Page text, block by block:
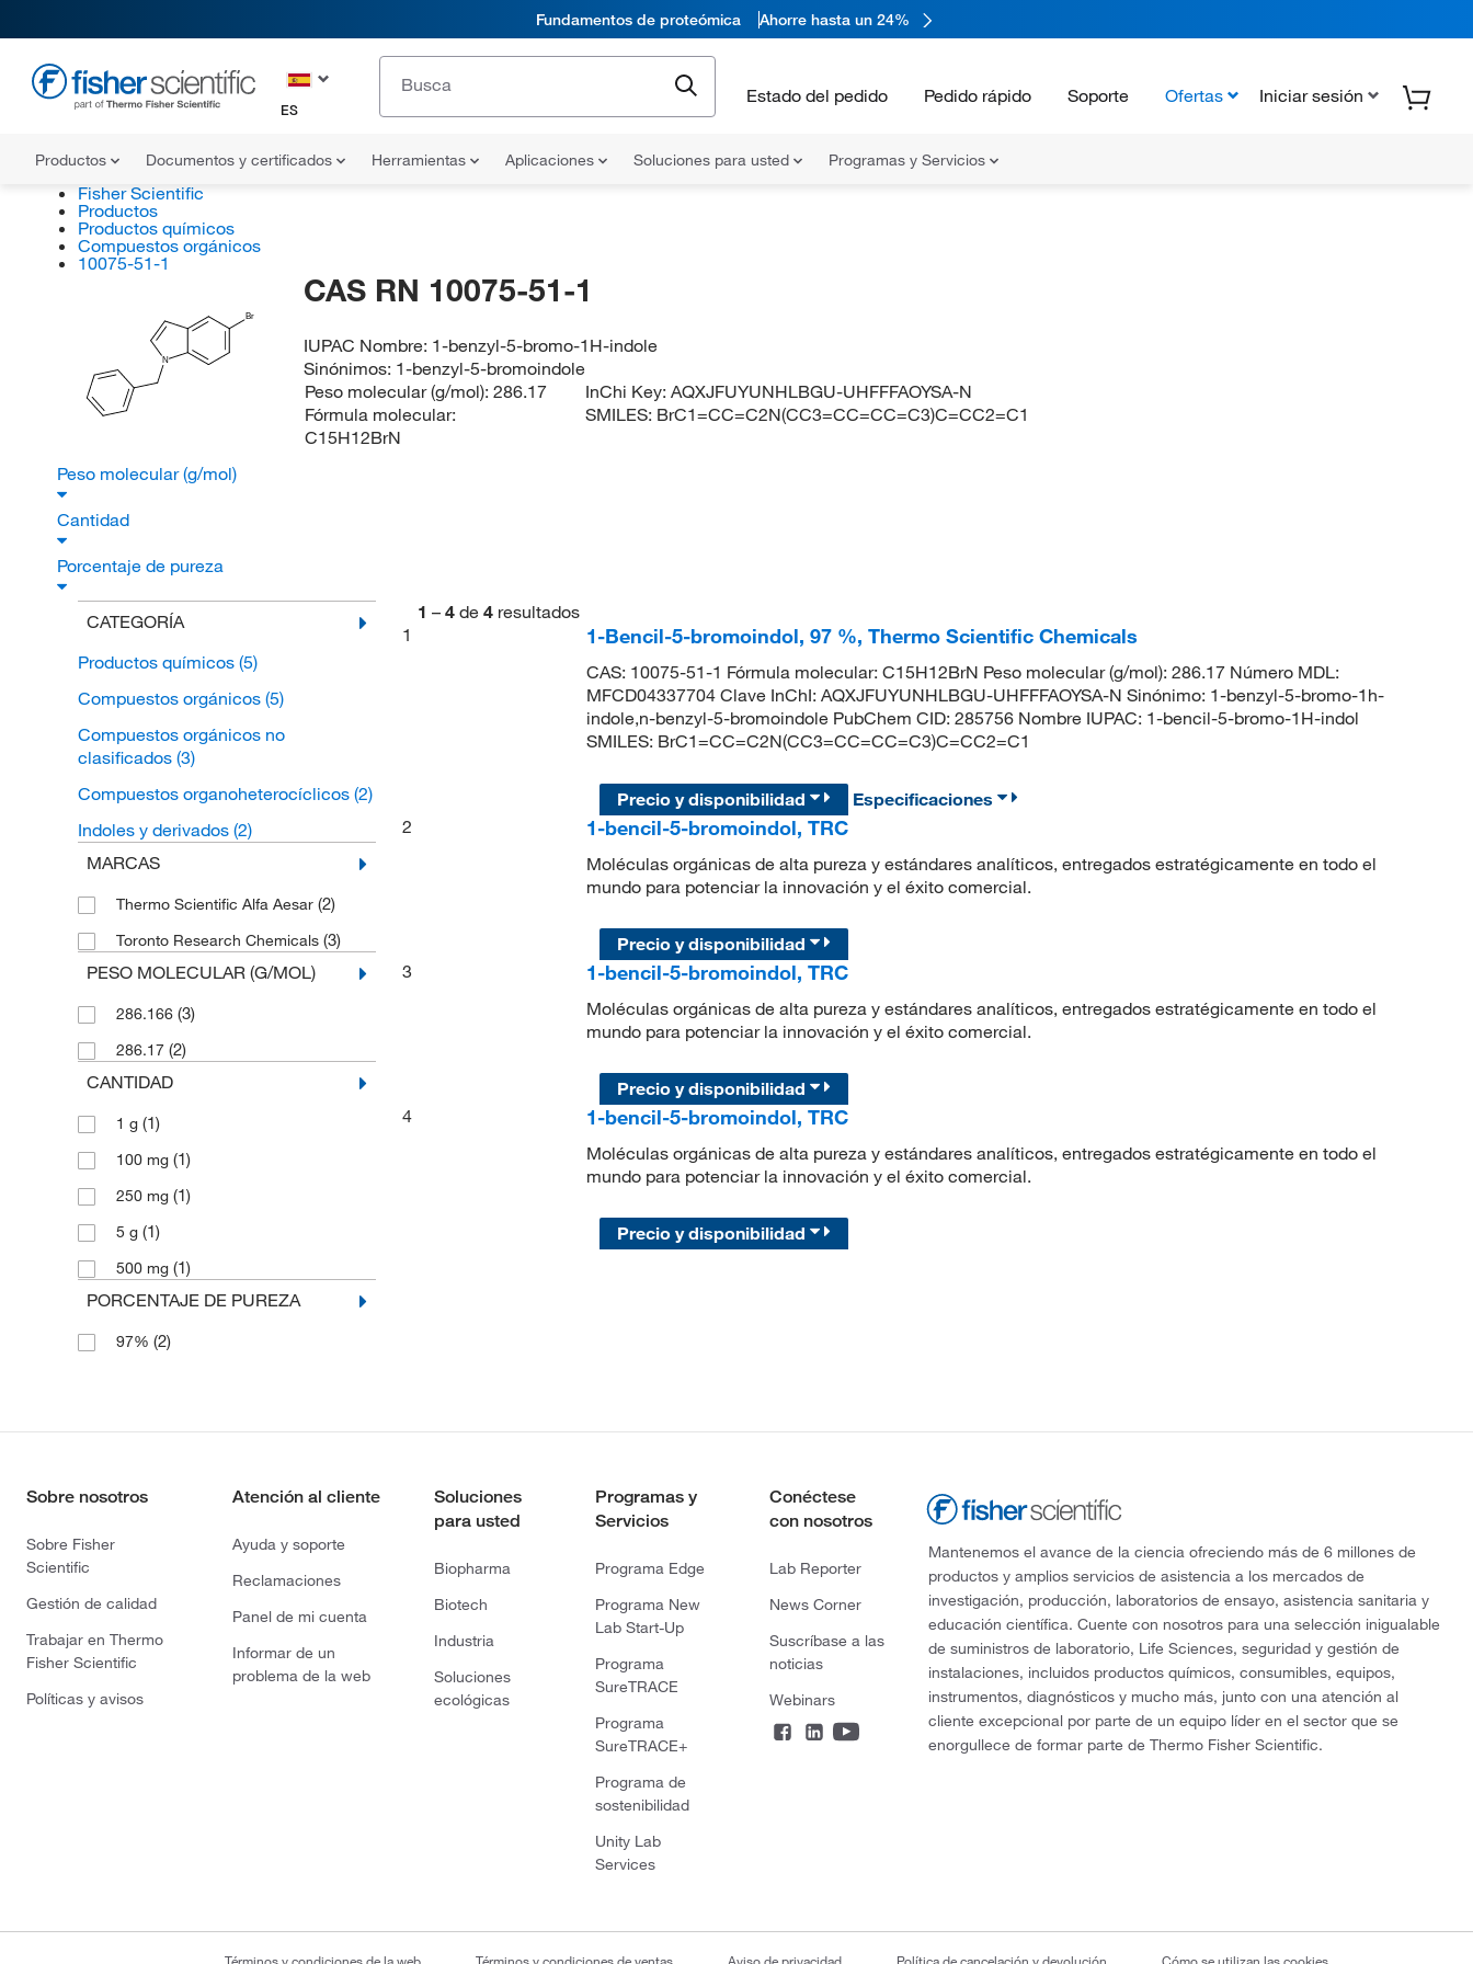
Fundamentos de proteómica Ahorre hasta un 24%
ES
Estado del pedido Pedido rápido Soporte Ofertas Iniciar sesión
Productos Documentos y certificados Herramientas Aplicaciones Soluciones para usted Programas y Servicios
Fisher Scientific
Productos
Productos químicos
Compuestos orgánicos
10075-51-1
Br
N
CAS RN 10075-51-1
IUPAC Nombre: 1-benzyl-5-bromo-1H-indole
Sinónimos: 1-benzyl-5-bromoindole
Peso molecular (g/mol): 286.17
Fórmula molecular:
C15H12BrN
InChi Key:AQXJFUYUNHLBGU-UHFFFAOYSA-N
SMILES: BrC1=CC=C2N(CC3=CC=CC=C3)C=CC2=C1
Peso molecular (g/mol)
Cantidad
Porcentaje de pureza
CATEGORÍA
Productos químicos (5)
Compuestos orgánicos (5)
Compuestos orgánicos no
clasificados (3)
Compuestos organoheterocíclicos (2)
Indoles y derivados (2)
MARCAS
Thermo Scientific Alfa Aesar (2)
Toronto Research Chemicals (3)
PESO MOLECULAR (G/MOL)
286.166 (3)
286.17 (2)
CANTIDAD
1 g (1)
100 mg (1)
250 mg (1)
5 g (1)
500 mg (1)
PORCENTAJE DE PUREZA
97% (2)
1 – 4 de 4 resultados
1
1-Bencil-5-bromoindol, 97 %, Thermo Scientific Chemicals
CAS: 10075-51-1 Fórmula molecular: C15H12BrN Peso molecular (g/mol): 286.17 Número MDL:
MFCD04337704 Clave InChI: AQXJFUYUNHLBGU-UHFFFAOYSA-N Sinónimo: 1-benzyl-5-bromo-1h-
indole,n-benzyl-5-bromoindole PubChem CID: 285756 Nombre IUPAC: 1-bencil-5-bromo-1H-indol
SMILES: BrC1=CC=C2N(CC3=CC=CC=C3)C=CC2=C1
Precio y disponibilidad
Especificaciones
2
1-bencil-5-bromoindol, TRC
Moléculas orgánicas de alta pureza y estándares analíticos, entregados estratégicamente en todo el
mundo para potenciar la innovación y el éxito comercial.
Precio y disponibilidad
3
1-bencil-5-bromoindol, TRC
Moléculas orgánicas de alta pureza y estándares analíticos, entregados estratégicamente en todo el
mundo para potenciar la innovación y el éxito comercial.
Precio y disponibilidad
4
1-bencil-5-bromoindol, TRC
Moléculas orgánicas de alta pureza y estándares analíticos, entregados estratégicamente en todo el
mundo para potenciar la innovación y el éxito comercial.
Precio y disponibilidad
Sobre nosotros
Sobre Fisher
Scientific
Gestión de calidad
Trabajar en Thermo
Fisher Scientific
Políticas y avisos
Atención al cliente
Ayuda y soporte
Reclamaciones
Panel de mi cuenta
Informar de un
problema de la web
Soluciones
para usted
Biopharma
Biotech
Industria
Soluciones
ecológicas
Programas y
Servicios
Programa Edge
Programa New
Lab Start-Up
Programa
SureTRACE
Programa
SureTRACE+
Programa de
sostenibilidad
Unity Lab
Services
Conéctese
con nosotros
Lab Reporter
News Corner
Suscríbase a las
noticias
Webinars
Mantenemos el avance de la ciencia ofreciendo más de 6 millones de
productos y amplios servicios de asistencia a los mercados de
investigación, producción, laboratorios de ensayo, asistencia sanitaria y
educación científica. Cuente con nosotros para una selección inigualable
de suministros de laboratorio, Life Sciences, seguridad y gestión de
instalaciones, incluidos productos químicos, consumibles, equipos,
instrumentos, diagnósticos y mucho más, junto con una atención al
cliente excepcional por parte de un equipo líder en el sector que se
enorgullece de formar parte de Thermo Fisher Scientific.